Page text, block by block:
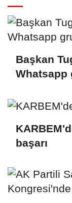
Başkan
Whatsapp
başarı